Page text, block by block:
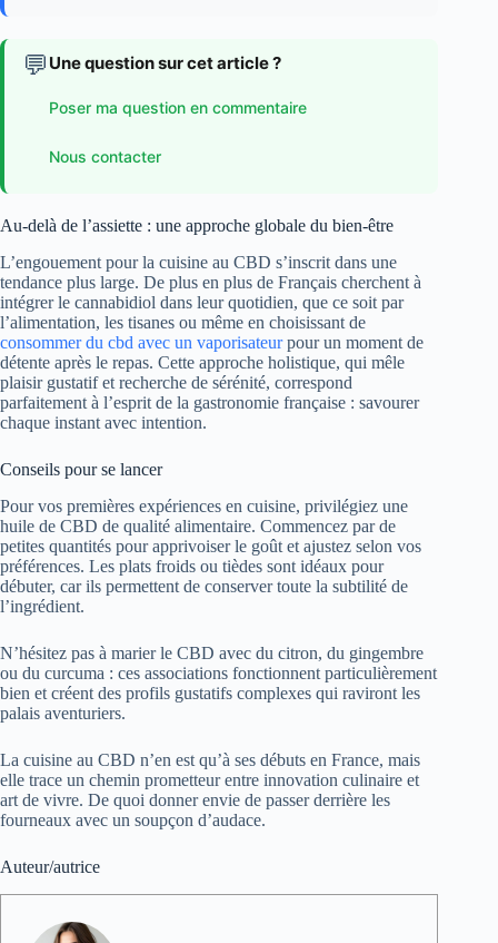
💬 Une question sur cet article ?
Poser ma question en commentaire
Nous contacter
Au-delà de l’assiette : une approche globale du bien-être
L’engouement pour la cuisine au CBD s’inscrit dans une
tendance plus large. De plus en plus de Français cherchent à
intégrer le cannabidiol dans leur quotidien, que ce soit par
l’alimentation, les tisanes ou même en choisissant de
consommer du cbd avec un vaporisateurpour un moment de
détente après le repas. Cette approche holistique, qui mêle
plaisir gustatif et recherche de sérénité, correspond
parfaitement à l’esprit de la gastronomie française : savourer
chaque instant avec intention.
Conseils pour se lancer
Pour vos premières expériences en cuisine, privilégiez une
huile de CBD de qualité alimentaire. Commencez par de
petites quantités pour apprivoiser le goût et ajustez selon vos
préférences. Les plats froids ou tièdes sont idéaux pour
débuter, car ils permettent de conserver toute la subtilité de
l’ingrédient.
N’hésitez pas à marier le CBD avec du citron, du gingembre
ou du curcuma : ces associations fonctionnent particulièrement
bien et créent des profils gustatifs complexes qui raviront les
palais aventuriers.
La cuisine au CBD n’en est qu’à ses débuts en France, mais
elle trace un chemin prometteur entre innovation culinaire et
art de vivre. De quoi donner envie de passer derrière les
fourneaux avec un soupçon d’audace.
Auteur/autrice